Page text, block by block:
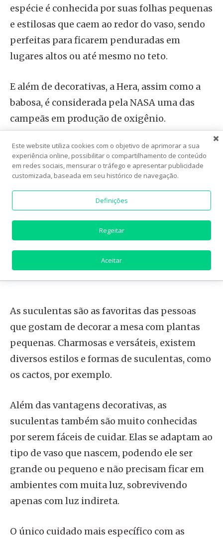
espécie é conhecida por suas folhas pequenas
e estilosas que caem ao redor do vaso, sendo
perfeitas para ficarem penduradas em
lugares altos ou até mesmo no teto.
E além de decorativas, a Hera, assim como a
babosa, é considerada pela NASA uma das
campeãs em produção de oxigênio.
Com relação aos cuidados, a Hera se adapta
aos mais diferentes ambientes. Sendo assim,
ela pode sobreviver tanto em locais escuros
ou com luz indireta quanto em locais super
ensolarados. Para regá-la, repare sempre na
umidade do solo. Normalmente, a Hera
4. Suculentas
As suculentas são as favoritas das pessoas
que gostam de decorar a mesa com plantas
pequenas. Charmosas e versáteis, existem
diversos estilos e formas de suculentas, como
os cactos, por exemplo.
Além das vantagens decorativas, as
suculentas também são muito conhecidas
por serem fáceis de cuidar. Elas se adaptam ao
tipo de vaso que nascem, podendo ele ser
grande ou pequeno e não precisam ficar em
ambientes com muita luz, sobrevivendo
apenas com luz indireta.
O único cuidado mais específico com as
Este website utiliza cookies com o objetivo de aprimorar a sua
experiência online, possibilitar o compartilhamento de conteúdo
em redes sociais, mensurar o tráfego e apresentar publicidade
customizada, baseada em seu histórico de navegação.
Definições
Regeitar
Aceitar